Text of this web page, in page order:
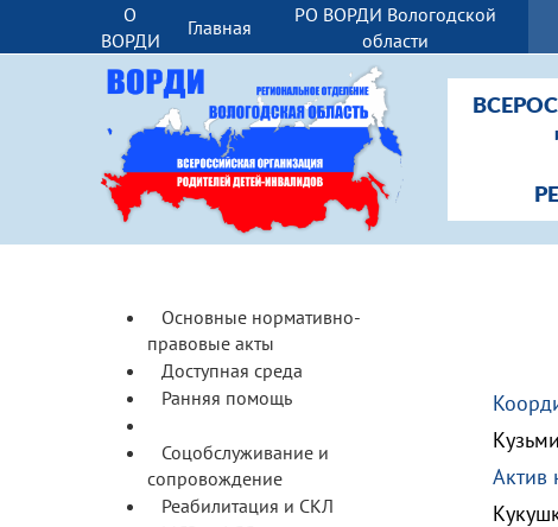
О
ВОРДИ
Главная
РО ВОРДИ Вологодской
области
Основные нормативно-
правовые акты
Доступная среда
Ранняя помощь
Соцобслуживание и
сопровождение
Реабилитация и СКЛ
Актив